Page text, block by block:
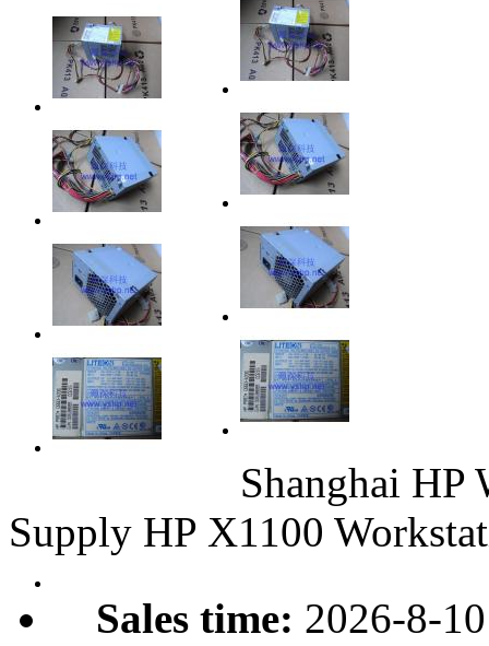
Shanghai HP
Supply HP X1100
Sales time: 2026-8-10